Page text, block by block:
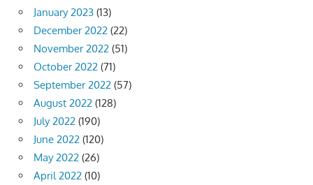
January 2023 (13)
December 2022 (22)
November 2022 (51)
October 2022 (71)
September 2022 (57)
August 2022 (128)
July 2022 (190)
June 2022 (120)
May 2022 (26)
April 2022 (10)